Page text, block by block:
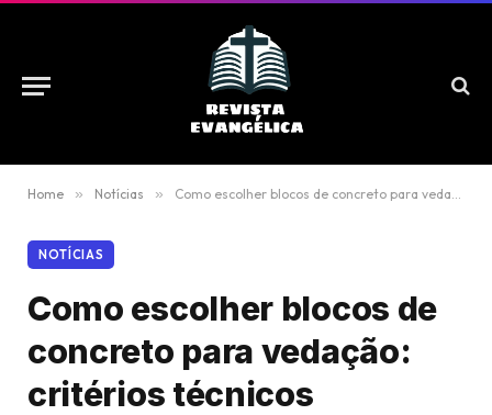
Home » Notícias » Como escolher blocos de concreto para vedação: critérios técnicos essenciais para garantir qualidade
NOTÍCIAS
Como escolher blocos de
concreto para vedação:
critérios técnicos